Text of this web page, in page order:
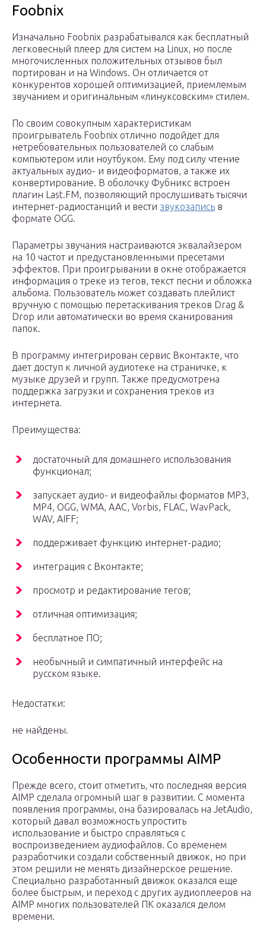
Foobnix
Изначально Foobnix разрабатывался как бесплатный
легковесный плеер для систем на Linux, но после
многочисленных положительных отзывов был
портирован и на Windows. Он отличается от
конкурентов хорошей оптимизацией, приемлемым
звучанием и оригинальным «линуксовским» стилем.
По своим совокупным характеристикам
проигрыватель Foobnix отлично подойдет для
нетребовательных пользователей со слабым
компьютером или ноутбуком. Ему под силу чтение
актуальных аудио- и видеоформатов, а также их
конвертирование. В оболочку Фубникс встроен
плагин Last.FM, позволяющий прослушивать тысячи
интернет-радиостанций и вести звукозапись в
формате OGG.
Параметры звучания настраиваются эквалайзером
на 10 частот и предустановленными пресетами
эффектов. При проигрывании в окне отображается
информация о треке из тегов, текст песни и обложка
альбома. Пользователь может создавать плейлист
вручную с помощью перетаскивания треков Drag &
Drop или автоматически во время сканирования
папок.
В программу интегрирован сервис Вконтакте, что
дает доступ к личной аудиотеке на страничке, к
музыке друзей и групп. Также предусмотрена
поддержка загрузки и сохранения треков из
интернета.
Преимущества:
достаточный для домашнего использования
функционал;
запускает аудио- и видеофайлы форматов MP3,
MP4, OGG, WMA, AAC, Vorbis, FLAC, WavPack,
WAV, AIFF;
поддерживает функцию интернет-радио;
интеграция с Вконтакте;
просмотр и редактирование тегов;
отличная оптимизация;
бесплатное ПО;
необычный и симпатичный интерфейс на
русском языке.
Недостатки:
не найдены.
Особенности программы AIMP
Прежде всего, стоит отметить, что последняя версия
AIMP сделала огромный шаг в развитии. С момента
появления программы, она базировалась на JetAudio,
который давал возможность упростить
использование и быстро справляться с
воспроизведением аудиофайлов. Со временем
разработчики создали собственный движок, но при
этом решили не менять дизайнерское решение.
Специально разработанный движок оказался еще
более быстрым, и переход с других аудиоплееров на
AIMP многих пользователей ПК оказался делом
времени.